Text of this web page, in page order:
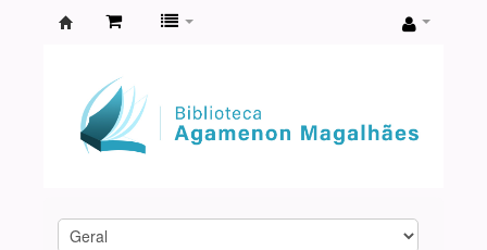
Agamenon
Magalhães